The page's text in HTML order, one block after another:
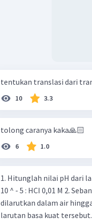
tentukan translasi dari
10 3.3
tolong caranya kaka🙏🏻
6 1.0
1. Hitunglah nilai pH dari larutan asam
10 ^ - 5 : HCI 0,01 M 2. Sebanyak 0,37 gram Ca(OH)2 (Ar Ca = 40 O-16, H = 1 )
dilarutkan dalam air
larutan basa kuat tersebut.